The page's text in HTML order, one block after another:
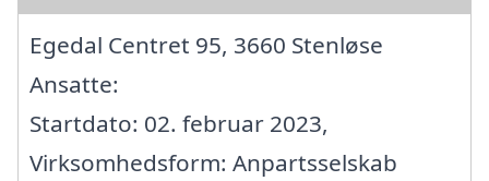
Egedal Centret 95, 3660 Stenløse
Ansatte:
Startdato: 02. februar 2023,
Virksomhedsform: Anpartsselskab